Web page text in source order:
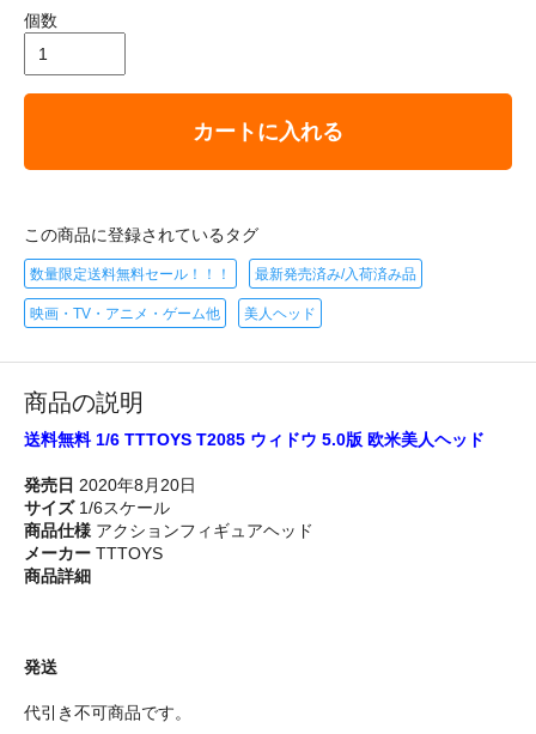
個数
カートに入れる
この商品に登録されているタグ
数量限定送料無料セール！！！ 最新発売済み/入荷済み品
映画・TV・アニメ・ゲーム他 美人ヘッド
商品の説明
送料無料 1/6 TTTOYS T2085 ウィドウ 5.0版 欧米美人ヘッド
発売日 2020年8月20日
サイズ1/6スケール
商品仕様 アクションフィギュアヘッド
メーカー TTTOYS
商品詳細
発送
代引き不可商品です。